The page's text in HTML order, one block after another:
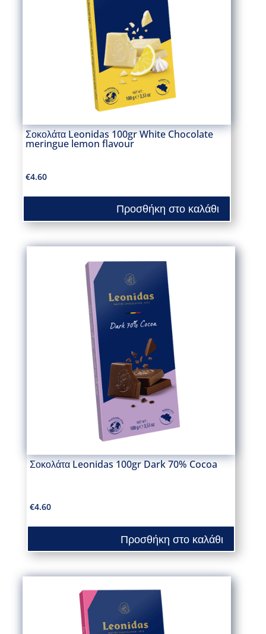
Σοκολάτα Leonidas 100gr White Chocolate
meringue lemon flavour
€4.60
Προσθήκη στο καλάθι
Σοκολάτα Leonidas 100gr Dark 70% Cocoa
€4.60
Προσθήκη στο καλάθι